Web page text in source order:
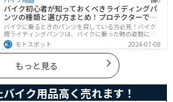
徴まで詳しく解説します。
バイク初心者が知っておくべきライディングパ
ンツの種類と選び方まとめ！プロテクターで脚
を守ろう
バイクに乗るときのパンツを探している方必見！バイク
用ライディングパンツは、バイクに乗った時の姿勢に最
適化されているので快適にバイクに乗ることができま
す。プロテクター内蔵で安全性も高くなります。この記事
ではパンツの選び方や種類など初心者が知っておくべき
ことをまとめました。
モトスポット 2024-07-08
もっと見る
イク用品高く売れます！